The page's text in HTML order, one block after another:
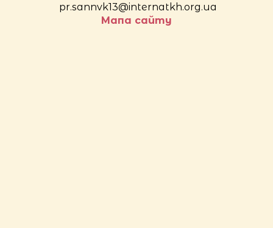
pr.sannvk13@internatkh.org.ua
Мапа сайту